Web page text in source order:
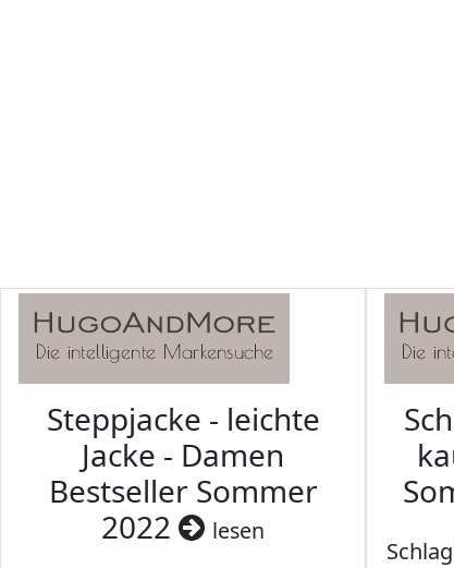
Steppjacke - leichte
Jacke - Damen
Bestseller Sommer
2022
lesen